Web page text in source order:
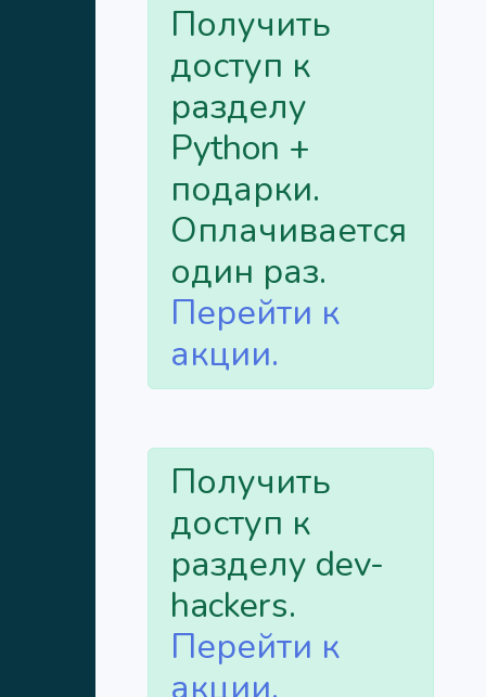
Получить
доступ к
разделу
Python +
подарки.
Оплачивается
один раз.
Перейти к
акции.
Получить
доступ к
разделу dev-
hackers.
Перейти к